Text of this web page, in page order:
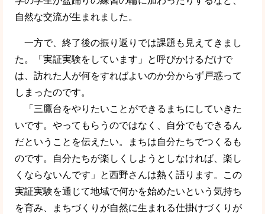
自然な交流が生まれました。
一方で、終了後の振り返りでは課題も見えてきまし
た。「実証実験をしています」と呼びかけるだけで
は、訪れた人が何をすればよいのか分からず戸惑って
しまったのです。
「三鷹台をやりたいことができるまちにしていきた
いです。やってもらうのではなく、自分でもできるん
だということを伝えたい。まちは自分たちでつくるも
のです。自分たちが楽しくしようとしなければ、楽し
くならないんです」と西野さんは熱く語ります。この
実証実験を通じて地域で何かを始めたいという気持ち
を育み、まちづくりが自然に生まれる仕掛けづくりが